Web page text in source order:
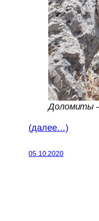
Доломиты
(далее…)
05.10.2020